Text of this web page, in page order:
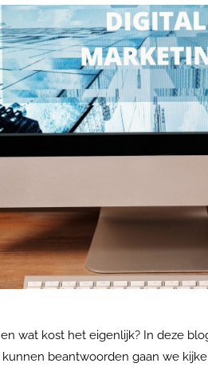
wat kost het eigenlijk? In deze
beantwoorden gaan we